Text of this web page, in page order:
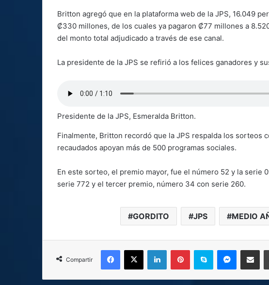
Britton agregó que en la plataforma web de la JPS, 16.049
₡330 millones, de los cuales ya pagaron ₡77 millones a
del monto total adjudicado a través de ese canal.
La presidente de la JPS se refirió a los felices ganadores y
Presidente de la JPS, Esmeralda Britton.
Finalmente, Britton recordó que la JPS respalda los sorteos
recaudados apoyan más de 500 programas sociales.
En este sorteo, el premio mayor, fue el número 52 y la serie
serie 772 y el tercer premio, número 34 con serie 260.
GORDITO JPS MEDIO
Compartir
Facebook
X LinkedInPinterestSkype